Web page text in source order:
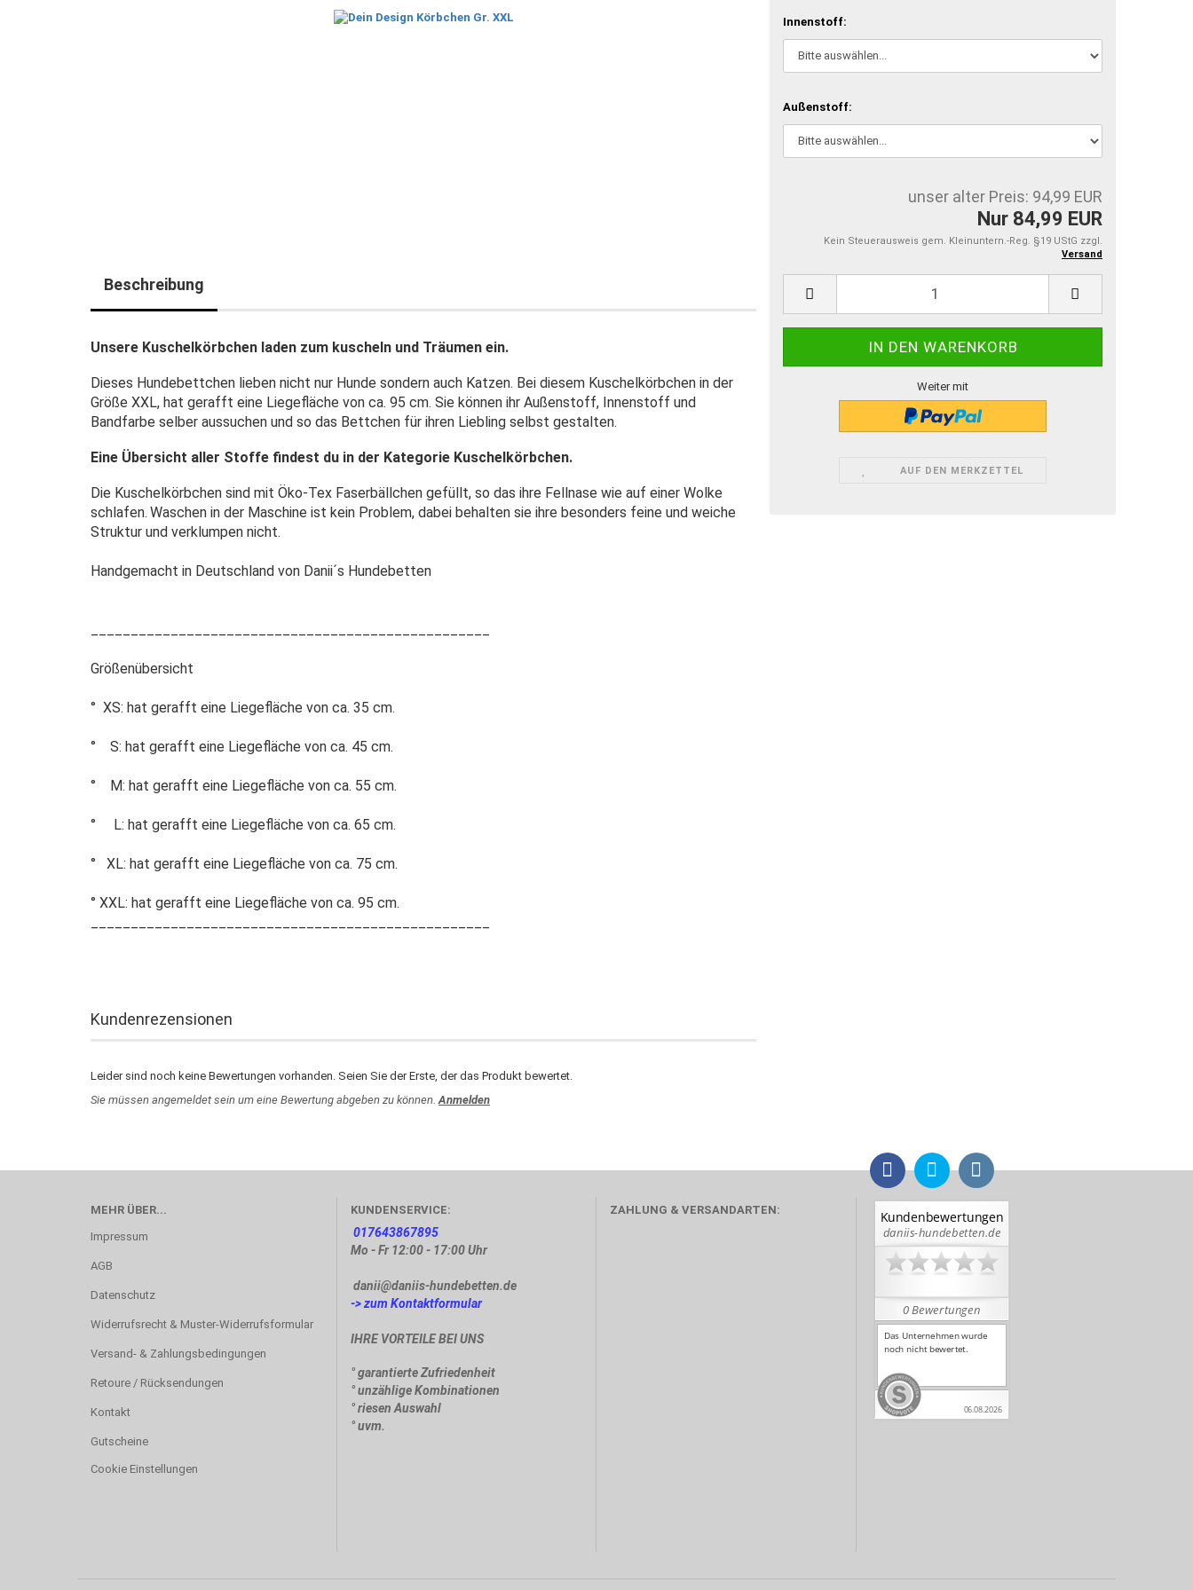
Innenstoff:
Außenstoff:
unser alter Preis: 94,99 EUR
Nur 84,99 EUR
Kein Steuerausweis gem. Kleinuntern.-Reg. §19 UStG zzgl.
Versand
Weiter mit
AUF DEN MERKZETTEL
Beschreibung
Unsere Kuschelkörbchen laden zum kuscheln und Träumen ein.
Dieses Hundebettchen lieben nicht nur Hunde sondern auch Katzen. Bei diesem Kuschelkörbchen in der
Größe XXL, hat gerafft eine Liegefläche von ca. 95 cm. Sie können ihr Außenstoff, Innenstoff und
Bandfarbe selber aussuchen und so das Bettchen für ihren Liebling selbst gestalten.
Eine Übersicht aller Stoffe findest du in der Kategorie Kuschelkörbchen.
Die Kuschelkörbchen sind mit Öko-Tex Faserbällchen gefüllt, so das ihre Fellnase wie auf einer Wolke
schlafen. Waschen in der Maschine ist kein Problem, dabei behalten sie ihre besonders feine und weiche
Struktur und verklumpen nicht.
Handgemacht in Deutschland von Danii´s Hundebetten
Größenübersicht
° XS: hat gerafft eine Liegefläche von ca. 35 cm.
° S: hat gerafft eine Liegefläche von ca. 45 cm.
° M: hat gerafft eine Liegefläche von ca. 55 cm.
° L: hat gerafft eine Liegefläche von ca. 65 cm.
° XL: hat gerafft eine Liegefläche von ca. 75 cm.
° XXL: hat gerafft eine Liegefläche von ca. 95 cm.
Kundenrezensionen
Leider sind noch keine Bewertungen vorhanden. Seien Sie der Erste, der das Produkt bewertet.
Sie müssen angemeldet sein um eine Bewertung abgeben zu können.Anmelden
MEHR ÜBER...
Impressum
AGB
Datenschutz
Widerrufsrecht & Muster-Widerrufsformular
Versand- & Zahlungsbedingungen
Retoure / Rücksendungen
Kontakt
Gutscheine
Cookie Einstellungen
KUNDENSERVICE:
017643867895
Mo - Fr 12:00 - 17:00 Uhr
danii@daniis-hundebetten.de
-> zum Kontaktformular
IHRE VORTEILE BEI UNS
° garantierte Zufriedenheit
° unzählige Kombinationen
° riesen Auswahl
° uvm.
ZAHLUNG & VERSANDARTEN: